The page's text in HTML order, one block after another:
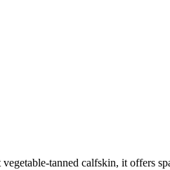
tanned calfskin, it offers